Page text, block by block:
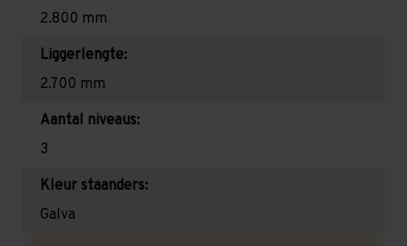
2.800 mm
Liggerlengte:
2.700 mm
Aantal niveaus:
3
Kleur staanders:
Galva